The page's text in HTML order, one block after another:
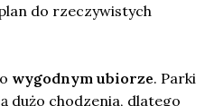
do rzeczywistych
wygodnym ubiorze. Parki
dużo chodzenia, dlatego